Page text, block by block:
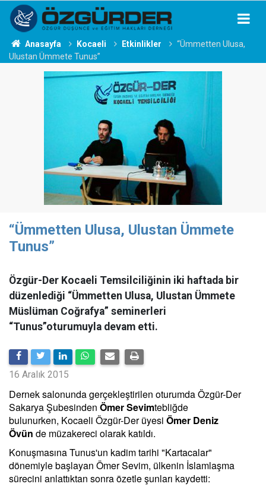
Anasayfa Kocaeli Etkinlikler
“Ümmetten Ulusa,
Ulustan Ümmete Tunus”
“Ümmetten Ulusa, Ulustan Ümmete
Tunus”
Özgür-Der Kocaeli Temsilciliğinin iki haftada bir
düzenlediği “Ümmetten Ulusa, Ulustan Ümmete
Müslüman Coğrafya” seminerleri
“Tunus”oturumuyla devam etti.
16 Aralık 2015
Dernek salonunda gerçekleştirilen oturumda Özgür-Der
Sakarya Şubesinden Ömer Sevimtebliğde
bulunurken, Kocaeli Özgür-Der üyesi Ömer Deniz
Övün de müzakereci olarak katıldı.
Konuşmasına Tunus'un kadim tarihi "Kartacalar"
dönemiyle başlayan Ömer Sevim, ülkenin İslamlaşma
sürecini anlattıktan sonra özetle şunları kaydetti: